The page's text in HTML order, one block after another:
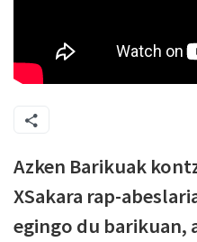
Azken Barikuak
XSakara rap-
egingo du barikuan,